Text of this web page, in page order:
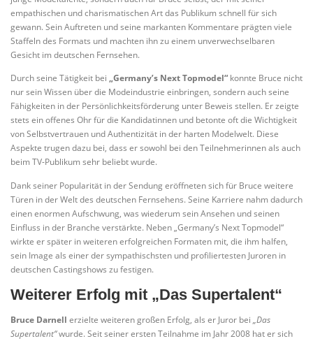
empathischen und charismatischen Art das Publikum schnell für sich
gewann. Sein Auftreten und seine markanten Kommentare prägten viele
Staffeln des Formats und machten ihn zu einem unverwechselbaren
Gesicht im deutschen Fernsehen.
Durch seine Tätigkeit bei „Germany’s Next Topmodel“ konnte Bruce nicht
nur sein Wissen über die Modeindustrie einbringen, sondern auch seine
Fähigkeiten in der Persönlichkeitsförderung unter Beweis stellen. Er zeigte
stets ein offenes Ohr für die Kandidatinnen und betonte oft die Wichtigkeit
von Selbstvertrauen und Authentizität in der harten Modelwelt. Diese
Aspekte trugen dazu bei, dass er sowohl bei den Teilnehmerinnen als auch
beim TV-Publikum sehr beliebt wurde.
Dank seiner Popularität in der Sendung eröffneten sich für Bruce weitere
Türen in der Welt des deutschen Fernsehens. Seine Karriere nahm dadurch
einen enormen Aufschwung, was wiederum sein Ansehen und seinen
Einfluss in der Branche verstärkte. Neben „Germany’s Next Topmodel“
wirkte er später in weiteren erfolgreichen Formaten mit, die ihm halfen,
sein Image als einer der sympathischsten und profiliertesten Juroren in
deutschen Castingshows zu festigen.
Weiterer Erfolg mit „Das Supertalent“
Bruce Darnell erzielte weiteren großen Erfolg, als er Juror bei „Das
Supertalent“wurde. Seit seiner ersten Teilnahme im Jahr 2008 hat er sich